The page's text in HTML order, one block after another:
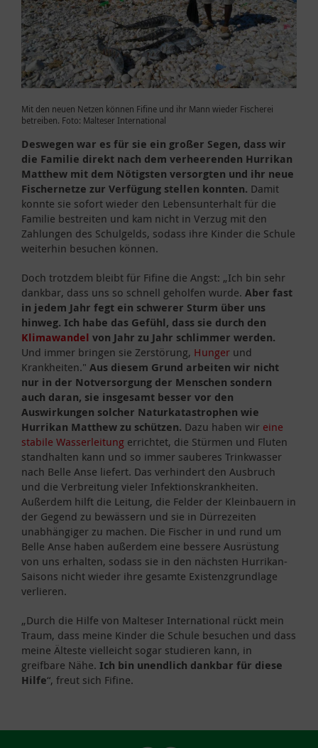
Mit den neuen Netzen können Fifine und ihr Mann wieder Fischerei
betreiben. Foto: Malteser International
Deswegen war es für sie ein großer Segen, dass wir
die Familie direkt nach dem verheerenden Hurrikan
Matthew mit dem Nötigsten versorgten und ihr neue
Fischernetze zur Verfügung stellen konnten. Damit
konnte sie sofort wieder den Lebensunterhalt für die
Familie bestreiten und kam nicht in Verzug mit den
Zahlungen des Schulgelds, sodass ihre Kinder die Schule
weiterhin besuchen können.
Doch trotzdem bleibt für Fifine die Angst: „Ich bin sehr
dankbar, dass uns so schnell geholfen wurde. Aber fast
in jedem Jahr fegt ein schwerer Sturm über uns
hinweg. Ich habe das Gefühl, dass sie durch den
Klimawandel von Jahr zu Jahr schlimmer werden.
Und immer bringen sie Zerstörung, Hunger und
Krankheiten." Aus diesem Grund arbeiten wir nicht
nur in der Notversorgung der Menschen sondern
auch daran, sie insgesamt besser vor den
Auswirkungen solcher Naturkatastrophen wie
Hurrikan Matthew zu schützen. Dazu haben wir eine
stabile Wasserleitung errichtet, die Stürmen und Fluten
standhalten kann und so immer sauberes Trinkwasser
nach Belle Anse liefert. Das verhindert den Ausbruch
und die Verbreitung vieler Infektionskrankheiten.
Außerdem hilft die Leitung, die Felder der Kleinbauern in
der Gegend zu bewässern und sie in Dürrezeiten
unabhängiger zu machen. Die Fischer in und rund um
Belle Anse haben außerdem eine bessere Ausrüstung
von uns erhalten, sodass sie in den nächsten Hurrikan-
Saisons nicht wieder ihre gesamte Existenzgrundlage
verlieren.
„Durch die Hilfe von Malteser International rückt mein
Traum, dass meine Kinder die Schule besuchen und dass
meine Älteste vielleicht sogar studieren kann, in
greifbare Nähe. Ich bin unendlich dankbar für diese
Hilfe“, freut sich Fifine.